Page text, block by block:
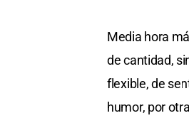
Media hora
de cantidad,
flexible, de
humor, por